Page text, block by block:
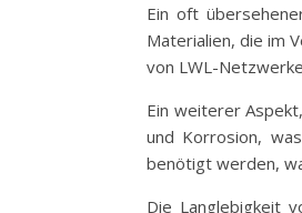
Ein oft
Materialien, die im
von LWL-
Ein weiterer
und Korrosion,
benötigt werden,
Die Langlebigkeit